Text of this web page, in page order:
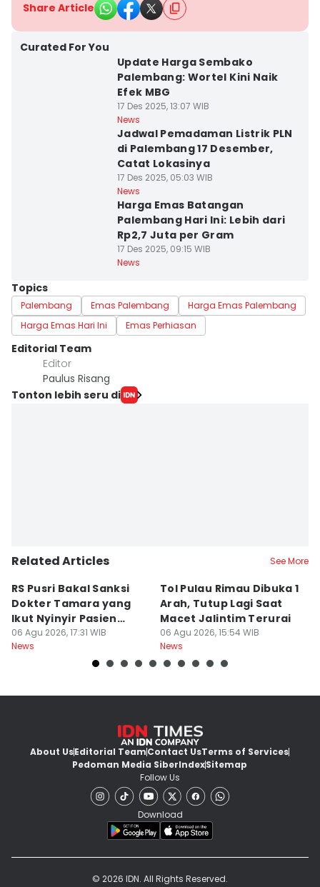
Share Article
Curated For You
Update Harga Sembako
Palembang: Wortel Kini Naik
Efek MBG
17 Des 2025, 13:07 WIB
News
Jadwal Pemadaman Listrik PLN
di Palembang 17 Desember,
Catat Lokasinya
17 Des 2025, 05:03 WIB
News
Harga Emas Batangan
Palembang Hari Ini: Lebih dari
Rp2,7 Juta per Gram
17 Des 2025, 09:15 WIB
News
Topics
Palembang Emas Palembang
Harga Emas Palembang
Harga Emas Hari Ini
Emas Perhiasan
Editorial Team
Editor
Paulus Risang
Tonton lebih seru di
Related Articles See More
RS Pusri Bakal Sanksi
Dokter Tamara yang
Ikut Nyinyir Pasien
Yurizal
06 Agu 2026, 17:31 WIB
News
Tol Pulau Rimau Dibuka 1
Arah, Tutup Lagi Saat
Macet Jalintim Terurai
06 Agu 2026, 15:54 WIB
News
About UsEditorial TeamContact UsTerms of Services
Pedoman Media SiberIndexSitemap
Follow Us
Download
© 2026 IDN. All Rights Reserved.